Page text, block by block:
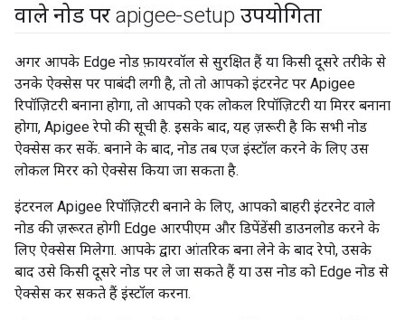
वाले नोड पर apigee-setup उपयोगिता
अगर आपके Edge नोड फ़ायरवॉल से सुरक्षित हैं या किसी दूसरे तरीके से
उनके ऐक्सेस पर पाबंदी लगी है, तो तो आपको इंटरनेट पर Apigee
रिपॉज़िटरी बनाना होगा, तो आपको एक लोकल रिपॉज़िटरी या मिरर बनाना
होगा, Apigee रेपो की सूची है. इसके बाद, यह ज़रूरी है कि सभी नोड
ऐक्सेस कर सकें. बनाने के बाद, नोड तब एज इंस्टॉल करने के लिए उस
लोकल मिरर को ऐक्सेस किया जा सकता है.
इंटरनल Apigee रिपॉज़िटरी बनाने के लिए, आपको बाहरी इंटरनेट वाले
नोड की ज़रूरत होगी Edge आरपीएम और डिपेंडेंसी डाउनलोड करने के
लिए ऐक्सेस मिलेगा. आपके द्वारा आंतरिक बना लेने के बाद रेपो, उसके
बाद उसे किसी दूसरे नोड पर ले जा सकते हैं या उस नोड को Edge नोड से
ऐक्सेस कर सकते हैं इंस्टॉल करना.